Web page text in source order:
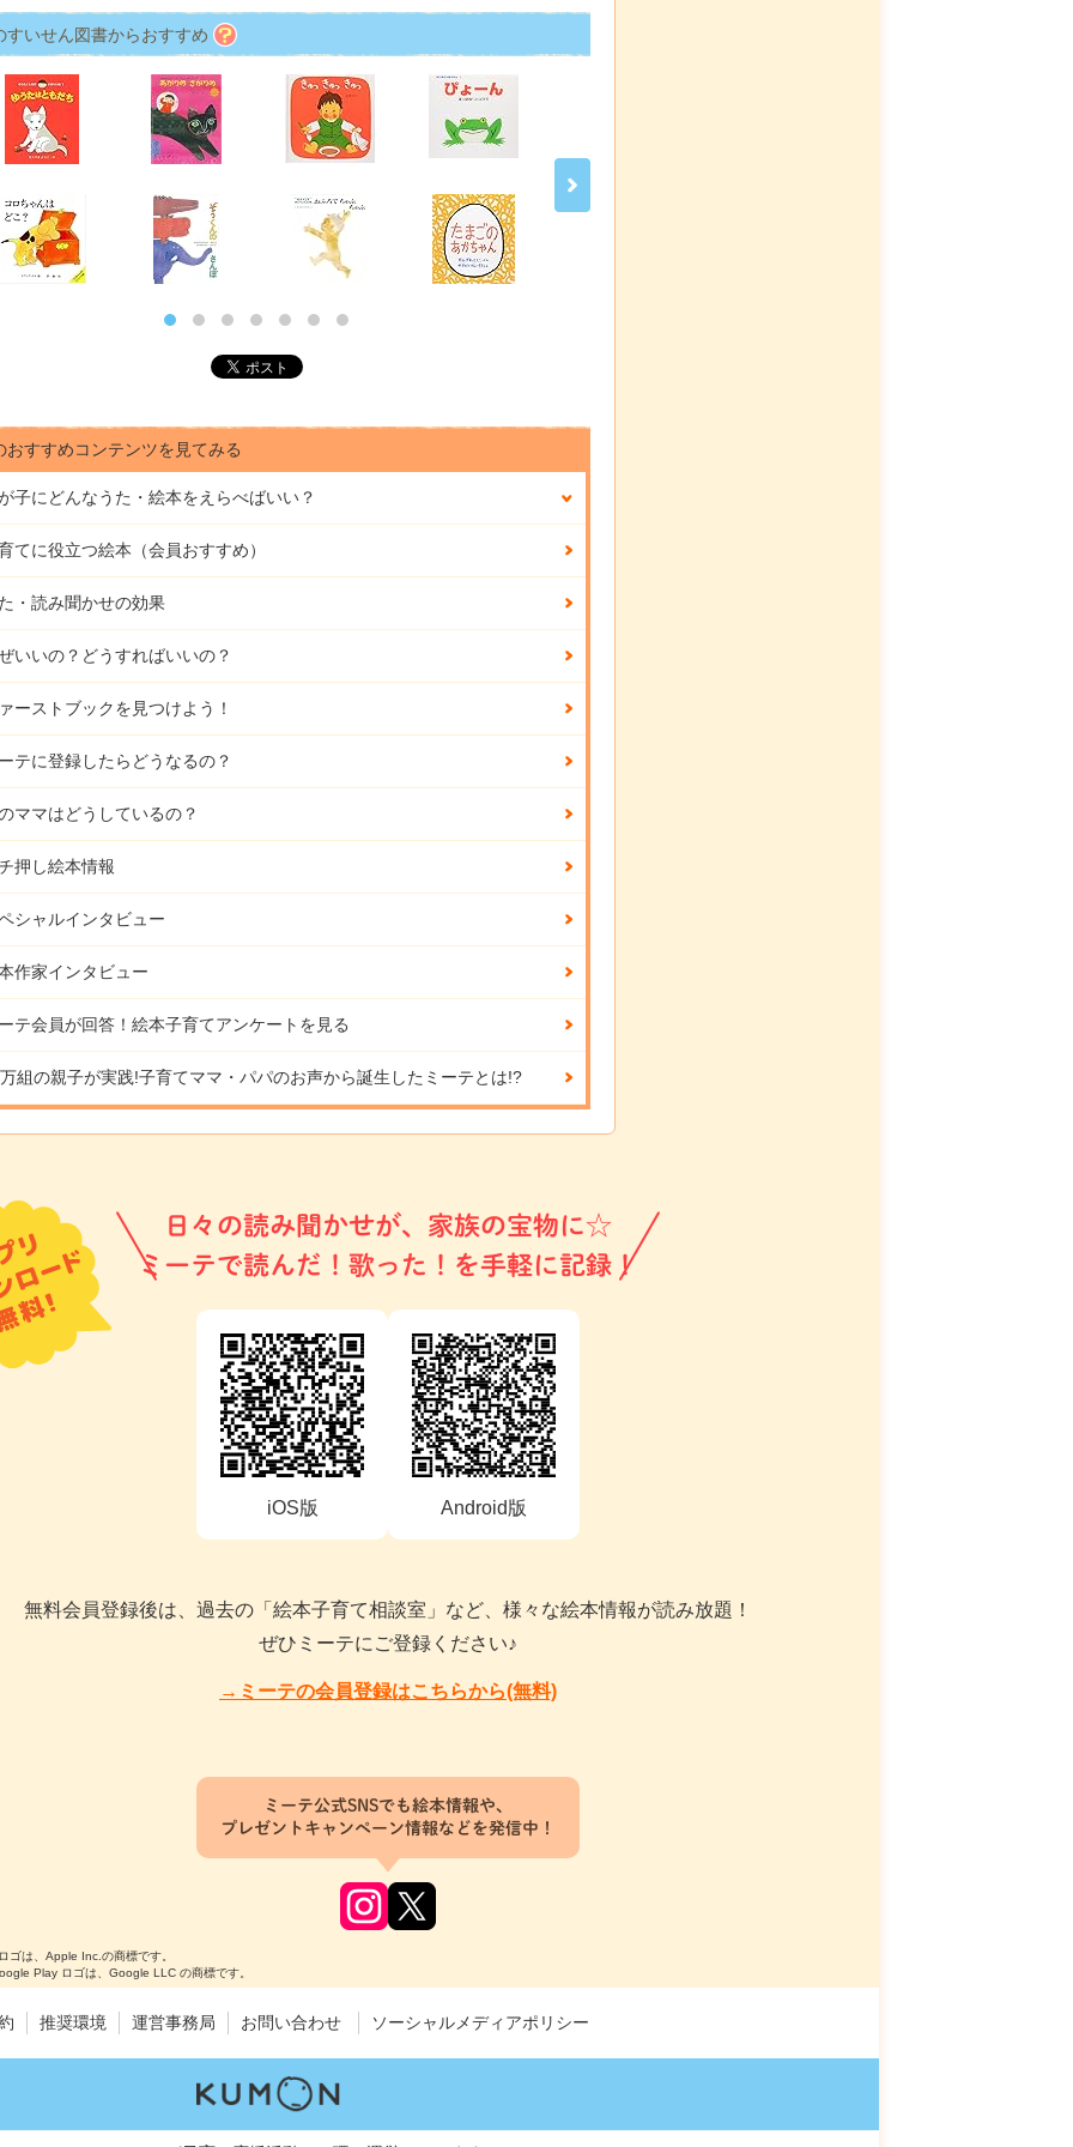
すいせん図書からおすすめ
おすすめコンテンツを見てみる
子にどんなうた・絵本をえらべばいい？
てに役立つ絵本（会員おすすめ）
・読み聞かせの効果
いいの？どうすればいいの？
ーストブックを見つけよう！
テに登録したらどうなるの？
ママはどうしているの？
押し絵本情報
シャルインタビュー
作家インタビュー
テ会員が回答！ 絵本子育てアンケートを見る
組の親子が実践!子育てママ・パパのお声から誕生したミーテとは!?
日々の読み聞かせが、家族の宝物に☆
ミーテで読んだ！歌った！を手軽に記録！
iOS版 Android版
無料会員登録後は、過去の「絵本子育て相談室」など、様々な絵本情報が読み放題！
ぜひミーテにご登録ください♪
→ミーテの会員登録はこちらから(無料)
ミーテ公式SNSでも絵本情報や、
プレゼントキャンペーン情報などを発信中！
は、Apple Inc.の商標です。
Play ロゴは、Google LLC の商標です。
推奨環境 運営事務局 お問い合わせ ソーシャルメディアポリシー